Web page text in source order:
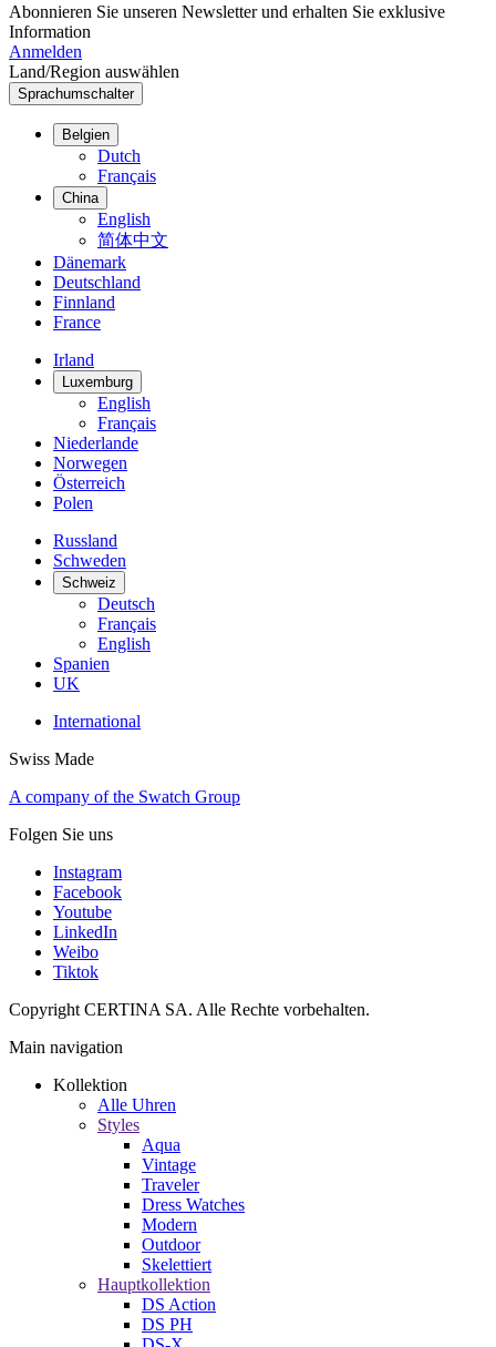
Abonnieren Sie unseren Newsletter und erhalten Sie exklusive
Information
Anmelden
Land/Region auswählen
Sprachumschalter
Belgien
Dutch
Français
China
English
简体中文
Dänemark
Deutschland
Finnland
France
Irland
Luxemburg
English
Français
Niederlande
Norwegen
Österreich
Polen
Russland
Schweden
Schweiz
Deutsch
Français
English
Spanien
UK
International
Swiss Made
A company of the Swatch Group
Folgen Sie uns
Instagram
Facebook
Youtube
LinkedIn
Weibo
Tiktok
Copyright CERTINA SA. Alle Rechte vorbehalten.
Main navigation
Kollektion
Alle Uhren
Styles
Aqua
Vintage
Traveler
Dress Watches
Modern
Outdoor
Skelettiert
Hauptkollektion
DS Action
DS PH